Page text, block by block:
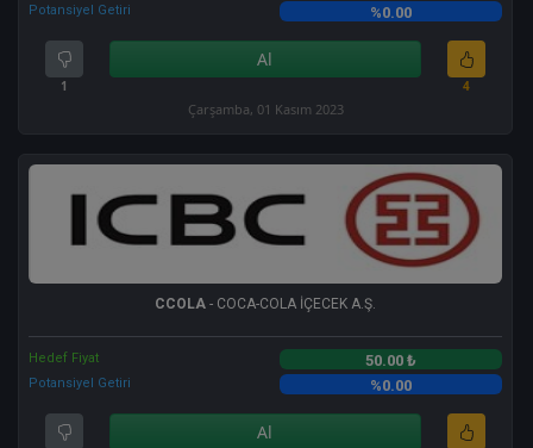
Potansiyel Getiri %0.00
1
Al
4
Çarşamba, 01 Kasım 2023
CCOLA - COCA-COLA İÇECEK A.Ş.
Hedef Fiyat 50.00 ₺
Potansiyel Getiri %0.00
Al